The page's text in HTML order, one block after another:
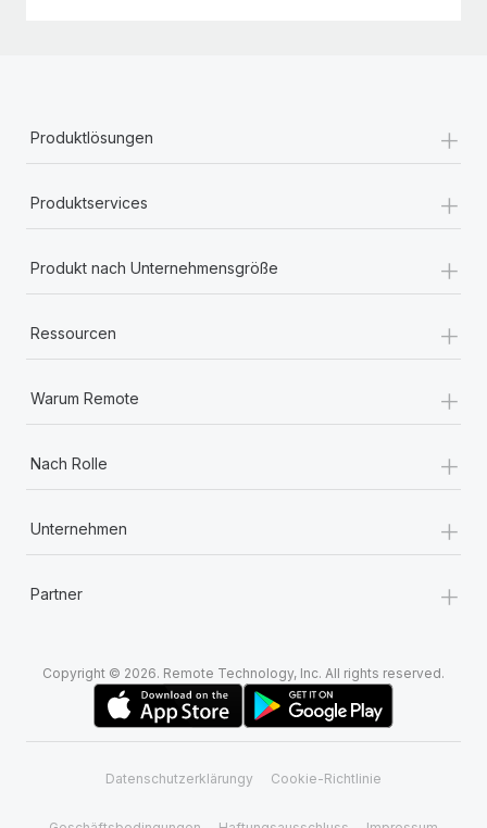
Produktlösungen +
Produktservices +
Produkt nach Unternehmensgröße +
Ressourcen +
Warum Remote +
Nach Rolle +
Unternehmen +
Partner +
Copyright © 2026. Remote Technology, Inc. All rights reserved.
Datenschutzerklärungy Cookie-Richtlinie